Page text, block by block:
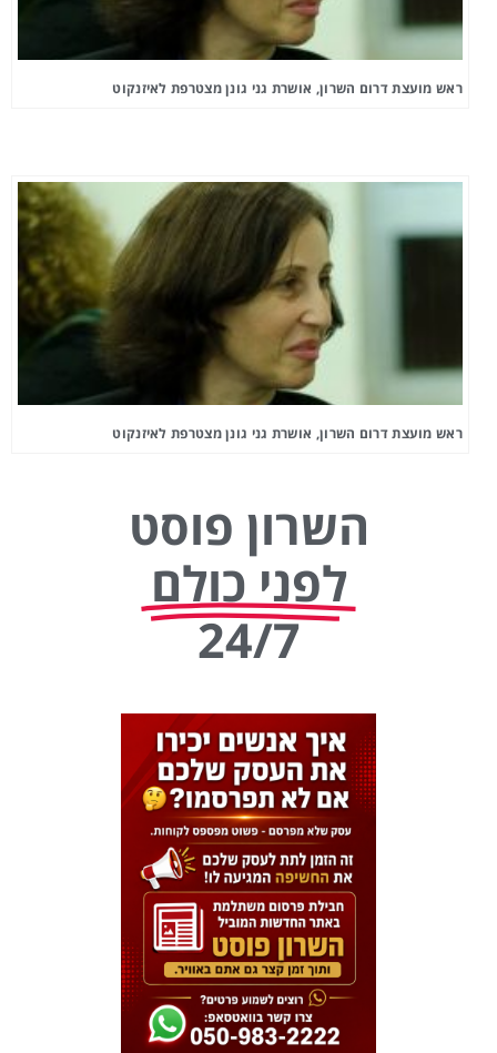
ראש מועצת דרום השרון, אושרת גני גונן מצטרפת לאיזנקוט
ראש מועצת דרום השרון, אושרת גני גונן מצטרפת לאיזנקוט
השרון פוסט
לפני כולם
24/7